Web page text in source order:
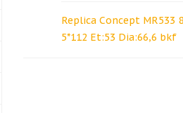
Replica Concept MR533
5*112 Et:53 Dia:66,6 bkf